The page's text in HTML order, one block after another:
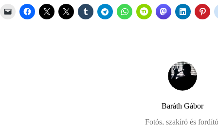
Baráth Gábor
Fotós, szakíró és